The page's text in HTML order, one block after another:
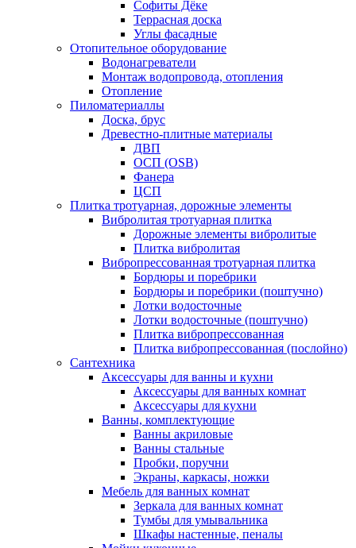
Софиты Дёке
Террасная доска
Углы фасадные
Отопительное оборудование
Водонагреватели
Монтаж водопровода, отопления
Отопление
Пиломатериаллы
Доска, брус
Древестно-плитные материалы
ДВП
ОСП (OSB)
Фанера
ЦСП
Плитка тротуарная, дорожные элементы
Вибролитая тротуарная плитка
Дорожные элементы вибролитые
Плитка вибролитая
Вибропрессованная тротуарная плитка
Бордюры и поребрики
Бордюры и поребрики (поштучно)
Лотки водосточные
Лотки водосточные (поштучно)
Плитка вибропрессованная
Плитка вибропрессованная (послойно)
Сантехника
Аксессуары для ванны и кухни
Аксессуары для ванных комнат
Аксессуары для кухни
Ванны, комплектующие
Ванны акриловые
Ванны стальные
Пробки, поручни
Экраны, каркасы, ножки
Мебель для ванных комнат
Зеркала для ванных комнат
Тумбы для умывальника
Шкафы настенные, пеналы